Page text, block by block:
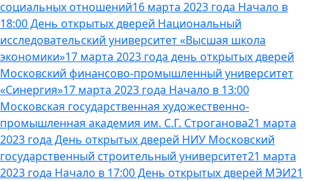
социальных отношений16 марта 2023 года Начало в
18:00 День открытых дверей Национальный
исследовательский университет «Высшая школа
экономики»17 марта 2023 года день открытых дверей
Московский финансово-промышленный университет
«Синергия»17 марта 2023 года Начало в 13:00
Московская государственная художественно-
промышленная академия им. С.Г. Строганова21 марта
2023 года День открытых дверей НИУ Московский
государственный строительный университет21 марта
2023 года Начало в 17:00 День открытых дверей МЭИ21